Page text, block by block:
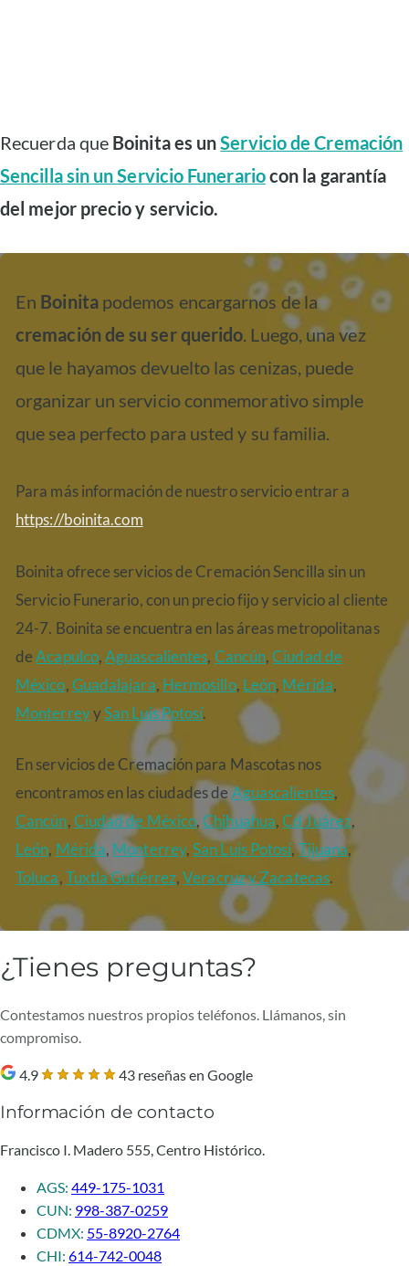
Recuerda que Boinita es unServicio de Cremación
Sencilla sin un Servicio Funerariocon la garantía
del mejor precio y servicio.
En Boinita podemos encargarnos de la
cremación de su ser querido. Luego, una vez
que le hayamos devuelto las cenizas, puede
organizar un servicio conmemorativo simple
que sea perfecto para usted y su familia.
Para más información de nuestro servicio entrar a
https://boinita.com
Boinita ofrece servicios de Cremación Sencilla sin un
Servicio Funerario, con un precio fijo y servicio al cliente
24-7. Boinita se encuentra en las áreas metropolitanas
deAcapulco,Aguascalientes, Cancún,Ciudad de
México,Guadalajara, Hermosillo, León, Mérida,
MonterreyySan Luis Potosí.
En servicios de Cremación para Mascotas nos
encontramos en las ciudades deAguascalientes,
Cancún,Ciudad de México,Chihuahua,Cd Juárez,
León, Mérida, Monterrey,San Luis Potosí,Tijuana,
Toluca,Tuxtla Gutiérrez,Veracruzy Zacatecas.
¿Tienes preguntas?
Contestamos nuestros propios teléfonos. Llámanos, sin
compromiso.
4.9 43 reseñas en Google
Información de contacto
Francisco I. Madero 555, Centro Histórico.
AGS: 449-175-1031
CUN: 998-387-0259
CDMX: 55-8920-2764
CHI: 614-742-0048